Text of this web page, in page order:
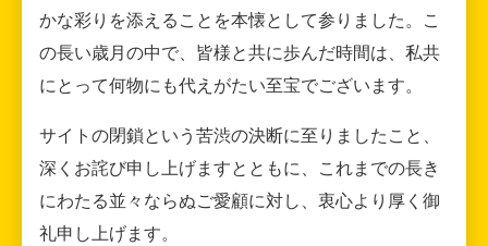
かな彩りを添えることを本懐として参りました。こ
の長い歳月の中で、皆様と共に歩んだ時間は、私共
にとって何物にも代えがたい至宝でございます。
サイトの閉鎖という苦渋の決断に至りましたこと、
深くお詫び申し上げますとともに、これまでの長き
にわたる並々ならぬご愛顧に対し、衷心より厚く御
礼申し上げます。